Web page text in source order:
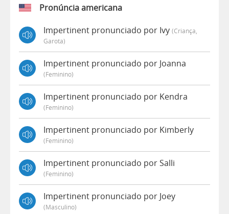
Pronúncia americana
Impertinent pronunciado por Ivy (criança,
Garota)
Impertinent pronunciado por Joanna
(feminino)
Impertinent pronunciado por Kendra
(feminino)
Impertinent pronunciado por Kimberly
(feminino)
Impertinent pronunciado por Salli
(feminino)
Impertinent pronunciado por Joey
(masculino)